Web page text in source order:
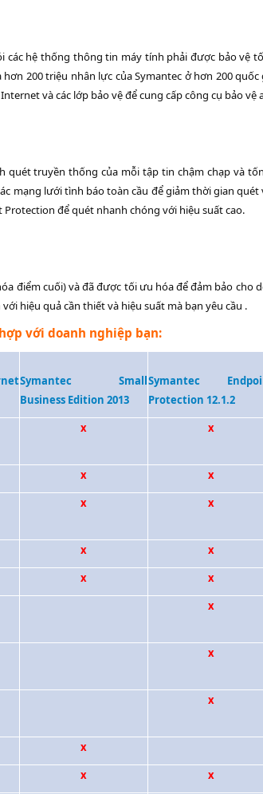
hệ thống thông tin máy tính phải được bảo vệ
200 triệu nhân lực của Symantec ở hơn 200
và các lớp bảo vệ để cung cấp công cụ bảo
quét truyền thống của mỗi tập tin chậm chạp và
mạng lưới tình báo toàn cầu để giảm thời gian
để quét nhanh chóng với hiệu suất cao.
điểm cuối) và đã được tối ưu hóa để đảm bảo
hiệu quả cần thiết và hiệu suất mà bạn yêu cầu .
với doanh nghiệp bạn:
Symantec Small
Business Edition 2013
Symantec
Protection 12.1.2
x x
x
x
x x
x
x
x
x
x
x
x
x
x
x